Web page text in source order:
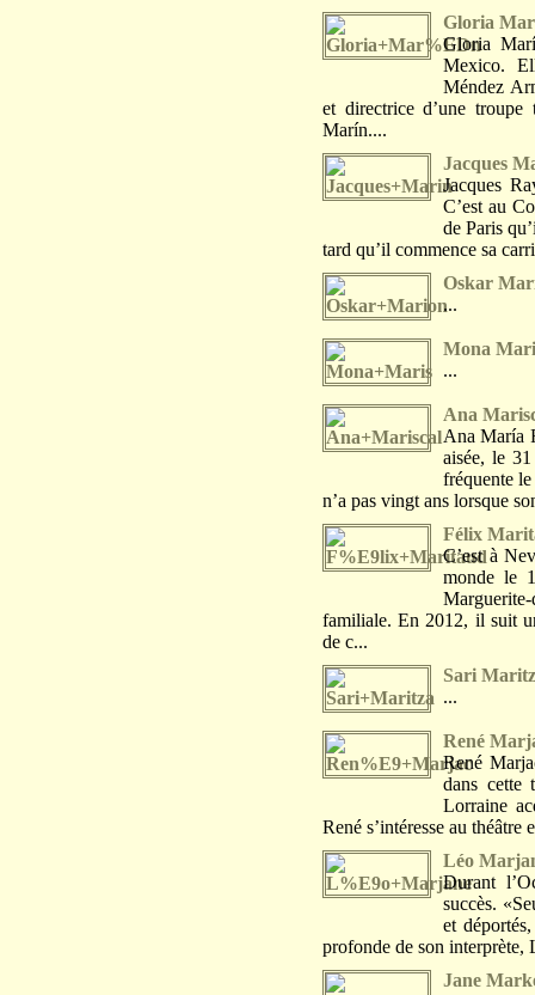
Gloria
Gloria
Mexico.
Méndez
et directrice d’une
Marín....
Jacques
Jacques
C’est au
de Paris
tard qu’il commence sa
Oskar
...
Mona
...
Ana
Ana María
aisée, le
fréquente
n’a pas vingt ans lorsque
Félix
C’est à
monde le
familiale. En 2012, il suit
de c...
Sari
...
René
René
dans cette
Lorraine
René s’intéresse au
Léo
Durant
succès.
et
profonde de son interprète,
Jane